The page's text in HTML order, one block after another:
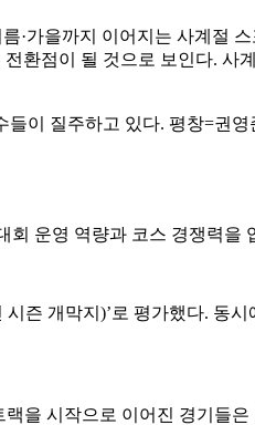
가을까지 이어지는 사계절
환점이 될 것으로 보인다. 사
회 운영 역량과 코스 경쟁력을
즌 개막지)’로 평가했다. 동
을 시작으로 이어진 경기들